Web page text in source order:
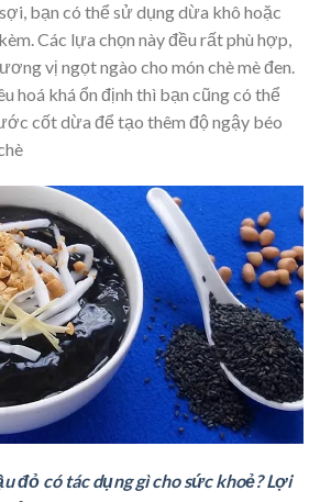
bạn có thể sử dụng dừa khô hoặc
Các lựa chọn này đều rất phù hợp,
vị ngọt ngào cho món chè mè đen.
hoá khá ổn định thì bạn cũng có thể
cốt dừa để tạo thêm độ ngậy béo
đỏ có tác dụng gì cho sức khoẻ? Lợi